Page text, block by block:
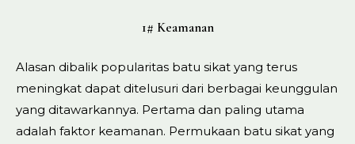
1# Keamanan
Alasan dibalik popularitas batu sikat yang terus
meningkat dapat ditelusuri dari berbagai keunggulan
yang ditawarkannya. Pertama dan paling utama
adalah faktor keamanan. Permukaan batu sikat yang